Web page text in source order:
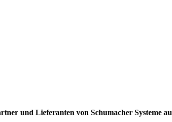
und Lieferanten von Schumacher Systeme